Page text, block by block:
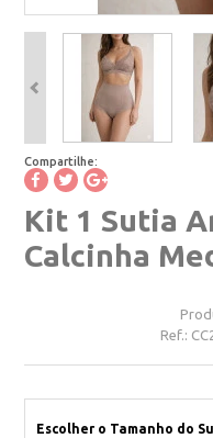
Compartilhe:
Kit 1 Sutia
Calcinha
Ref.:
Escolher o Tamanho do